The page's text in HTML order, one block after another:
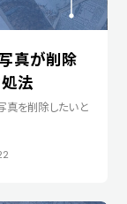
真が削除
法
を削除したいと